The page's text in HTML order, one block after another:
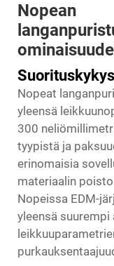
Nopean
Nopeat
yleensä
300
tyypistä ja
erinomaisia
materiaalin
Nopeissa EDM-
yleensä